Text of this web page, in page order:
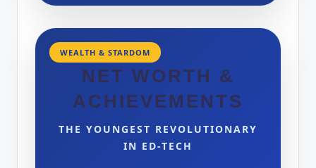
WEALTH & STARDOM
NET WORTH &
ACHIEVEMENTS
THE YOUNGEST REVOLUTIONARY
IN ED-TECH